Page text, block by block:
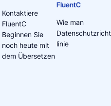
Kontaktiere
FluentC
Beginnen Sie
noch heute mit
dem Übersetzen
FluentC
Wie man
Datenschutzricht
linie